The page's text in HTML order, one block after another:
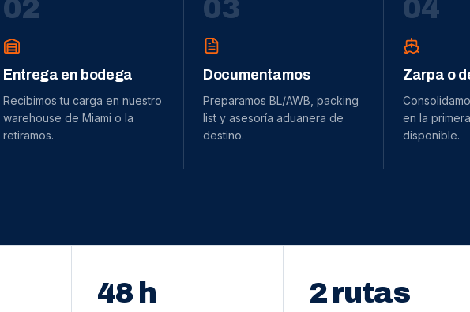
02
Entrega en bodega
Recibimos tu carga en nuestro
warehouse de Miami o la
retiramos.
03
Documentamos
Preparamos BL/AWB, packing
list y asesoría aduanera de
destino.
04
Zarpa o
en la
disponible.
48 h 2 rutas